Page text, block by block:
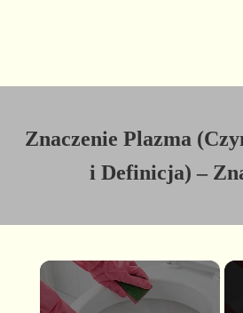
Znaczenie Plazma
i Definicja) –
×